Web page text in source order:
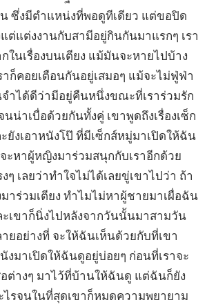
ซึ่งมีตำแหน่งที่พอดูทีเดียว แต่ขอปิด
ต่แต่งงานกับสามีอยู่กินกันมาแรกๆ เรา
ในเรื่องบนเตียง แม้มันจะหายไปบ้าง
าก็คอยเตือนกันอยู่เสมอๆ แม้จะไม่ฟู่ฟ่า
ำได้ดีว่ามีอยู่คืนหนึ่งขณะที่เราร่วมรัก
น่าเบื่อด้วยกันทั้งคู่ เขาพูดถึงเรื่องเซ็ก
ยังเอาหนังโป๊ ที่มีเซ็กส์หมู่มาเปิดให้ฉัน
ะหาผู้หญิงมาร่วมสนุกกับเราอีกด้วย
ๆ เลยว่าทำใจไม่ได้เลยขู่เขาไปว่า ถ้า
าร่วมเตียง ทำไมไม่หาผู้ชายมาเผื่อฉัน
เขาก็นิ่งไปหลังจากวันนั้นมาสามวัน
ยอย่างที่ จะให้ฉันเห็นด้วยกับที่เขา
งมาเปิดให้ฉันดูอยู่บ่อยๆ ก่อนที่เราจะ
ต่างๆ มาไว้ที่บ้านให้ฉันดู แต่ฉันก็ยัง
ไรจนในที่สุดเขาก็หมดความพยายาม